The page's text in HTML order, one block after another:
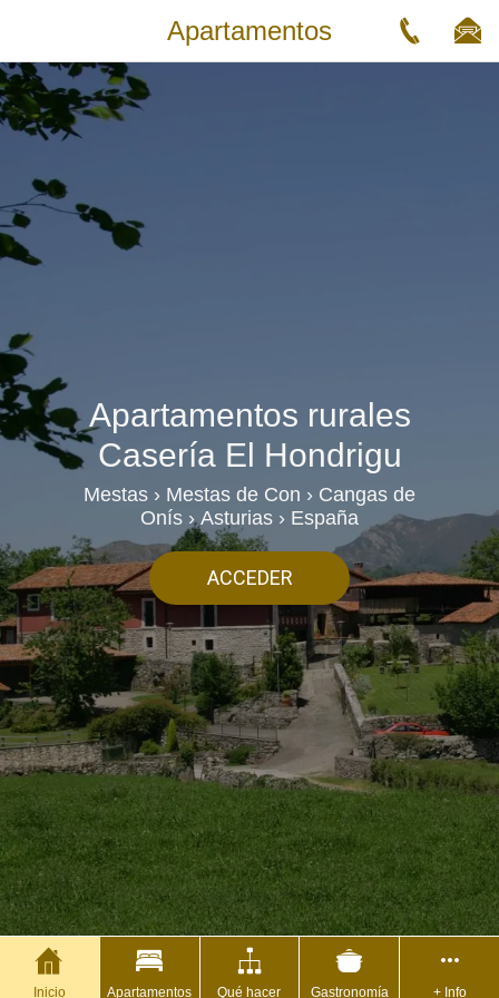
Apartamentos
Apartamentos rurales
Casería El Hondrigu
Mestas › Mestas de Con › Cangas de
Onís › Asturias › España
ACCEDER
Inicio Apartamentos Qué hacer Gastronomía + Info